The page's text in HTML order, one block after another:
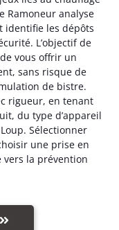
Ramoneur analyse
identifie les dépôts
L’objectif de
vous offrir un
sans risque de
de bistre.
rigueur, en tenant
du type d’appareil
Sélectionner
une prise en
la prévention